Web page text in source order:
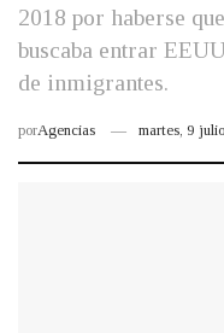
2018 por haberse
buscaba entrar
de inmigrantes.
porAgencias martes, 9